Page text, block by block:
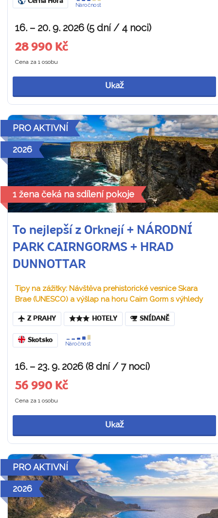
Náročnost
16. – 20. 9. 2026 (5 dní / 4 noci)
28 990 Kč
Cena za 1 osobu
Ukaž
PRO AKTIVNÍ
2026
1 žena čeká na sdílení pokoje
To nejlepší z Orknejí + NÁRODNÍ
PARK CAIRNGORMS + HRAD
DUNNOTTAR
Tipy na zážitky: Návštěva prehistorické vesnice Skara
Brae (UNESCO) a výšlap na horu Cairn Gorm s výhledy
Z PRAHY HOTELY SNÍDANĚ
Skotsko
Náročnost
16. – 23. 9. 2026 (8 dní / 7 nocí)
56 990 Kč
Cena za 1 osobu
Ukaž
PRO AKTIVNÍ
2026